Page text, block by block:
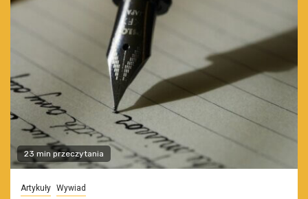
23 min przeczytania
Artykuły Wywiad